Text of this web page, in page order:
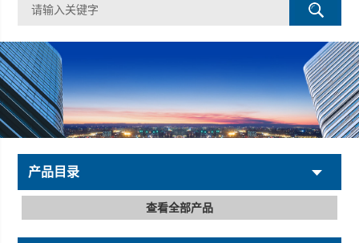
产品目录
查看全部产品